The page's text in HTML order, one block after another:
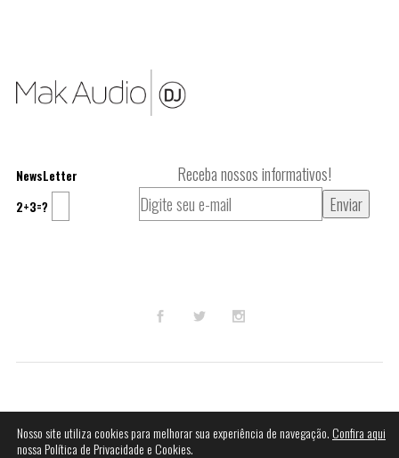
NewsLetter Receba nossos informativos!
2+3=?
© 2023Mak Audio DJ.
Nosso site utiliza cookies para melhorar sua experiência de navegação.Confira aqui
nossa Política de Privacidade e Cookies.